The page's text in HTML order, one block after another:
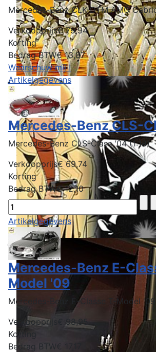
Mercedes-Benz CLK-DTM AMG
Verkoopprijs€ 79,94
Korting
Bedrag BTW€ 13,87
Waarschuw mij !
Artikelgegevens
Mercedes-Benz CLS-
Mercedes-Benz CLS-Class '04 (1:18)
Verkoopprijs€ 69,74
Korting
Bedrag BTW€ 12,10
Artikelgegevens
Mercedes-Benz E-
Model '09
Mercedes-Benz E-Classe T-Model '09
Verkoopprijs
€ 98,95
Korting
Bedrag BTW€ 17,17